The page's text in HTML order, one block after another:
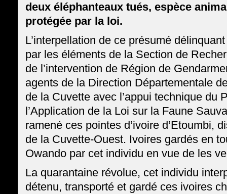
deux éléphanteaux tués, espèce
protégée par la loi.
L’interpellation de ce présumé
par les éléments de la Section de
de l’intervention de Région de
agents de la Direction Départementale
de la Cuvette avec l’appui technique du
l’Application de la Loi sur la Faune
ramené ces pointes d’ivoire d’Etoumbi,
de la Cuvette-Ouest. Ivoires gardés en
Owando par cet individu en vue de les
La quarantaine révolue, cet individu
détenu, transporté et gardé ces ivoires